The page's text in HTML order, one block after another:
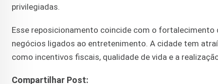
privilegiadas.
Esse reposicionamento coincide com o
negócios ligados ao entretenimento. A cidade tem
como incentivos fiscais, qualidade de vida e a
Compartilhar Post: